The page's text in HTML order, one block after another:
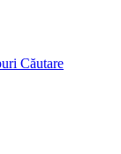
Căutare